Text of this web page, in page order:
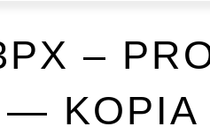
–
— KOPIA